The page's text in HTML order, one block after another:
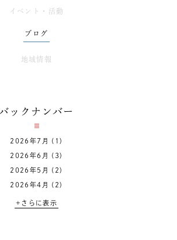
イベント・活動
ブログ
地域情報
ックナンバー
2026年7月 (1)
2026年6月 (3)
2026年5月 (2)
2026年4月 (2)
+さらに表示